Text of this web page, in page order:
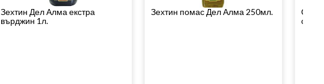
Зехтин Дел Алма екстра
върджин 1л.
Зехтин помас Дел Алма 250мл.
Олио